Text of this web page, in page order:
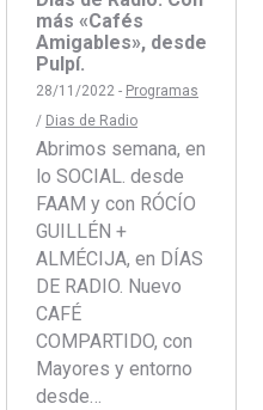
más «Cafés
Amigables», desde
Pulpí.
28/11/2022 - Programas
/ Dias de Radio
Abrimos semana, en
lo SOCIAL. desde
FAAM y con RÓCÍO
GUILLÉN +
ALMÉCIJA, en DÍAS
DE RADIO. Nuevo
CAFÉ
COMPARTIDO, con
Mayores y entorno
desde…